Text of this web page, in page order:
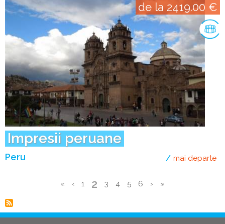
Impresii peruane
Peru
de la 2419.00 €
mai departe
Prima
«
Pagina
‹ Page
1 Pagina
2 Page
3 Page
4 Page
5 Page
6
Pagina
›
Ultima
»